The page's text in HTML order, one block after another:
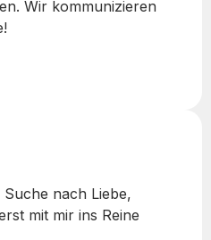
Wir kommunizieren
nach Liebe,
mit mir ins Reine